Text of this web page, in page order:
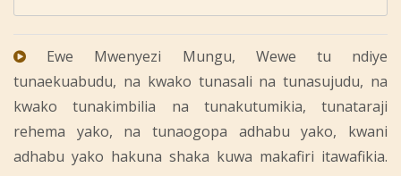
Ewe Mwenyezi Mungu, Wewe tu ndiye
tunaekuabudu, na kwako tunasali na tunasujudu, na
kwako tunakimbilia na tunakutumikia, tunataraji
rehema yako, na tunaogopa adhabu yako, kwani
adhabu yako hakuna shaka kuwa makafiri itawafikia.